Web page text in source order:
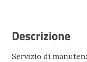
Descrizione
Servizio di